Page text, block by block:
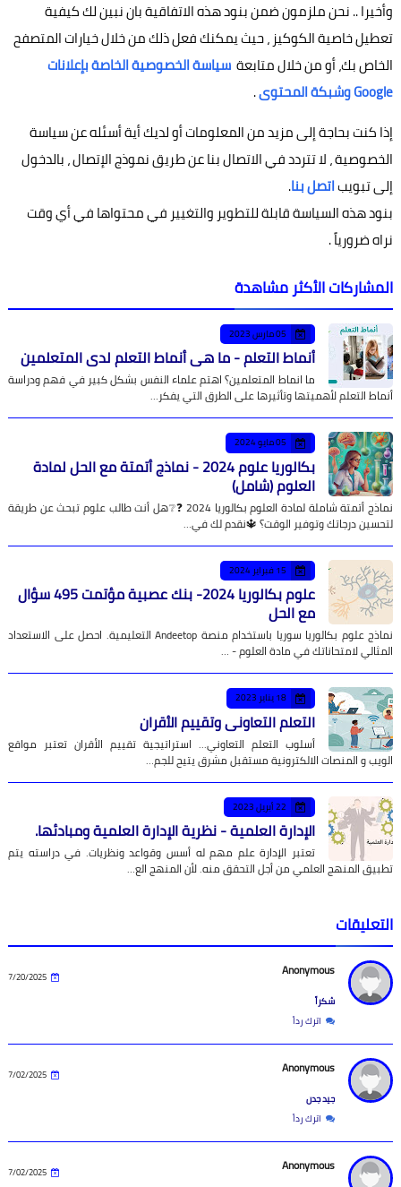
وأخيرا .. نحن ملزمون ضمن بنود هذه الاتفاقية بان نبين لك كيفية
تعطيل خاصية الكوكيز ، حيث يمكنك فعل ذلك من خلال خيارات المتصفح
الخاص بك، أو من خلال متابعة سياسة الخصوصية الخاصة بإعلانات
Google وشبكة المحتوى
.
إذا كنت بحاجة إلى مزيد من المعلومات أو لديك أية أسئله عن سياسة
الخصوصية ، لا تتردد في الاتصال بنا عن طريق نموذج الإتصال ، بالدخول
إلى تبويباتصل بنا.
بنود هذه السياسة قابلة للتطوير والتغيير في محتواها في أي وقت
نراه ضرورياً .
المشاركات الأكثر مشاهدة
05 مارس 2023
أنماط التعلم - ما هي أنماط التعلم لدى المتعلمين
ما انماط المتعلمين؟ اهتم علماء النفس بشكل كبير في فهم ودراسة
أنماط التعلم لأهميتها وتأثيرها على الطرق التي يفكر…
05 مايو 2024
بكالوريا علوم 2024 - نماذج أتمتة مع الحل لمادة
العلوم (شامل)
نماذج أتمتة شاملة لمادة العلوم بكالوريا 2024 ❓❔هل أنت طالب علوم تبحث عن طريقة
لتحسين درجاتك وتوفير الوقت؟ 🔱نقدم لك في…
15 فبراير 2024
علوم بكالوريا 2024- بنك عصبية مؤتمت 495 سؤال
مع الحل
نماذج علوم بكالوريا سوريا باستخدام منصة Andeetop التعليمية. احصل على الاستعداد
المثالي لامتحاناتك في مادة العلوم - …
18 يناير 2023
التعلم التعاوني وتقييم الأقران
أسلوب التعلم التعاوني... استراتيجية تقييم الأقران تعتبر مواقع
الويب و المنصات الالكترونية مستقبل مشرق يتيح للجم…
22 أبريل 2023
الإدارة العلمية - نظرية الإدارة العلمية ومبادئها.
تعتبر الإدارة علم مهم له أسس وقواعد ونظريات. في دراسته يتم
تطبيق المنهج العلمي من أجل التحقق منه. لأن المنهج الع…
التعليقات
Anonymous
7/20/2025
شكراً
اترك رداً
Anonymous
7/02/2025
جيد جدن
اترك رداً
Anonymous
7/02/2025